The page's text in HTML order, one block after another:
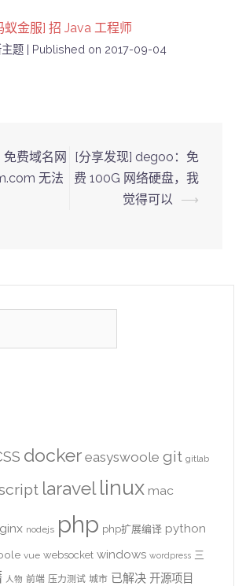
蚁金服] 招 Java 工程师
题 Published on 2017-09-04
免费域名网
无法
[分享发现] degoo：免
费 100G 网络硬盘，我
觉得可以
⟶
docker easyswoole git gitlab
laravel linux mac
nodejs php php扩展编译 python
vue websocket windows wordpress 三
人物 前端 压力测试 城市 已解决 开源项目